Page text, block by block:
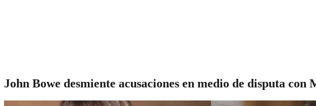
John Bowe desmiente acusaciones en medio de disputa